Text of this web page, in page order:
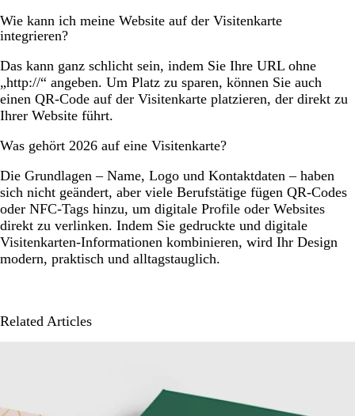
Wie kann ich meine Website auf der Visitenkarte
integrieren?
Das kann ganz schlicht sein, indem Sie Ihre URL ohne
„http://“ angeben. Um Platz zu sparen, können Sie auch
einen QR-Code auf der Visitenkarte platzieren, der direkt zu
Ihrer Website führt.
Was gehört 2026 auf eine Visitenkarte?
Die Grundlagen – Name, Logo und Kontaktdaten – haben
sich nicht geändert, aber viele Berufstätige fügen QR-Codes
oder NFC-Tags hinzu, um digitale Profile oder Websites
direkt zu verlinken. Indem Sie gedruckte und digitale
Visitenkarten-Informationen kombinieren, wird Ihr Design
modern, praktisch und alltagstauglich.
Related Articles